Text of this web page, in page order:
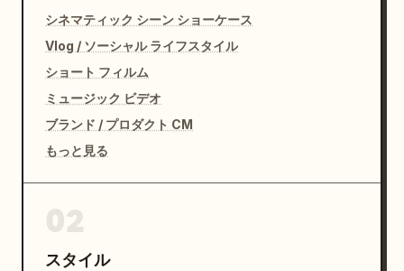
シネマティック シーン ショーケース
Vlog / ソーシャル ライフスタイル
ショート フィルム
ミュージック ビデオ
ブランド / プロダクト CM
もっと見る
スタイル